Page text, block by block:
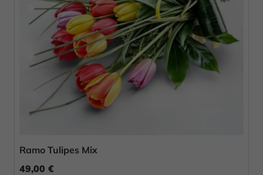
Ramo Tulipes Mix
49,00 €